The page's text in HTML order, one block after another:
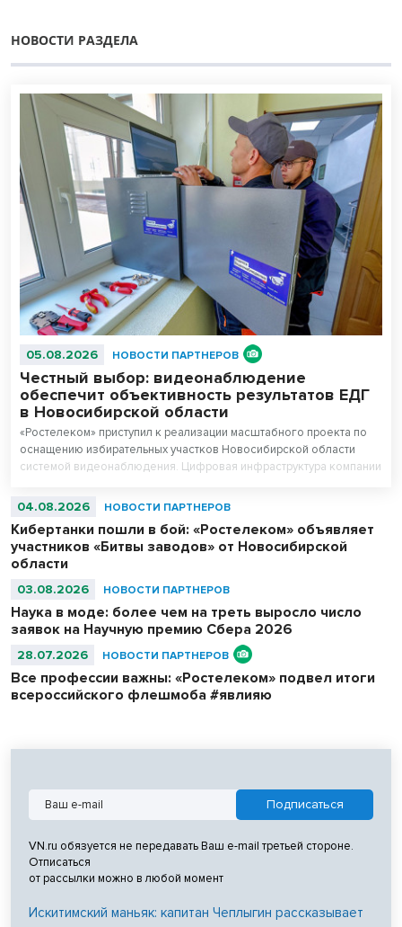
НОВОСТИ РАЗДЕЛА
05.08.2026 НОВОСТИ ПАРТНЕРОВ
Честный выбор: видеонаблюдение
обеспечит объективность результатов ЕДГ
в Новосибирской области
«Ростелеком» приступил к реализации масштабного проекта по
оснащению избирательных участков Новосибирской области
системой видеонаблюдения. Цифровая инфраструктура компании
голосования на предстоящих выборах, которые пройдут 18, 19 и
04.08.2026 НОВОСТИ ПАРТНЕРОВ
Кибертанки пошли в бой: «Ростелеком» объявляет
участников «Битвы заводов» от Новосибирской
области
03.08.2026 НОВОСТИ ПАРТНЕРОВ
Наука в моде: более чем на треть выросло число
заявок на Научную премию Сбера 2026
28.07.2026 НОВОСТИ ПАРТНЕРОВ
Все профессии важны: «Ростелеком» подвел итоги
всероссийского флешмоба #явлияю
VN.ru обязуется не передавать Ваш e-mail третьей стороне.
Отписаться
от рассылки можно в любой момент
Искитимский маньяк: капитан Чеплыгин рассказывает